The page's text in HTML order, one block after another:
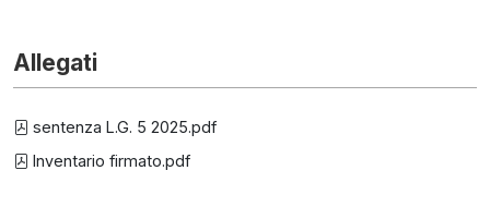
Allegati
sentenza L.G. 5 2025.pdf
Inventario firmato.pdf